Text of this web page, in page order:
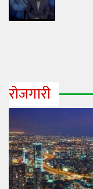
रोजगारी